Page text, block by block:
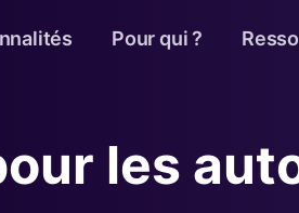
Pour qui ?
les